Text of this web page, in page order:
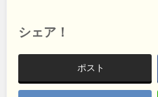
シェア！
ポスト